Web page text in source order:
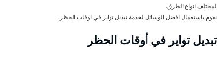
لمختلف انواع الطرق.
نقوم باستعمال افضل الوسائل لخدمة تبديل تواير في اوقات الحظر.
تبديل تواير في أوقات الحظر